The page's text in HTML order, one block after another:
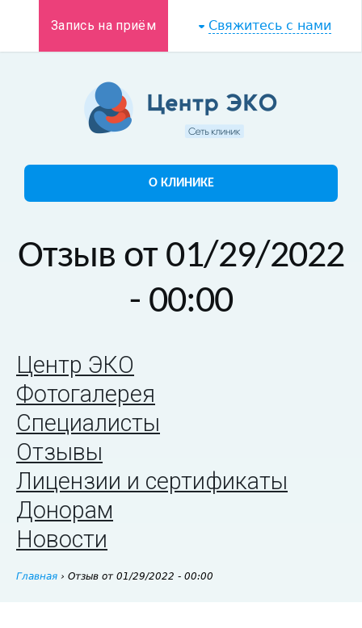
Свяжитесь с нами
Запись на приём
О КЛИНИКЕ
Отзыв от 01/29/2022
- 00:00
Центр ЭКО
Фотогалерея
Специалисты
Отзывы
Лицензии и сертификаты
Донорам
Новости
Главная › Отзыв от 01/29/2022 - 00:00